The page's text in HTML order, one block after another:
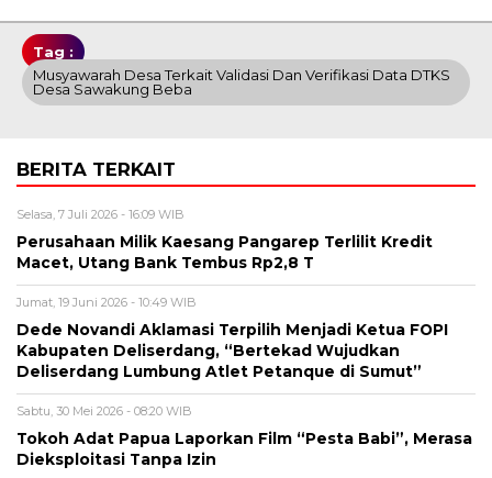
Tag :
Musyawarah Desa Terkait Validasi Dan Verifikasi Data DTKS
Desa Sawakung Beba
BERITA TERKAIT
Selasa, 7 Juli 2026 - 16:09 WIB
Perusahaan Milik Kaesang Pangarep Terlilit Kredit
Macet, Utang Bank Tembus Rp2,8 T
Jumat, 19 Juni 2026 - 10:49 WIB
Dede Novandi Aklamasi Terpilih Menjadi Ketua FOPI
Kabupaten Deliserdang, “Bertekad Wujudkan
Deliserdang Lumbung Atlet Petanque di Sumut”
Sabtu, 30 Mei 2026 - 08:20 WIB
Tokoh Adat Papua Laporkan Film “Pesta Babi”, Merasa
Dieksploitasi Tanpa Izin